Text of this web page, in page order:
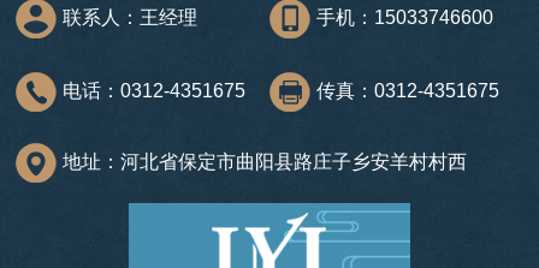
联系人：王经理 手机：15033746600
电话：0312-4351675 传真：0312-4351675
地址：河北省保定市曲阳县路庄子乡安羊村村西